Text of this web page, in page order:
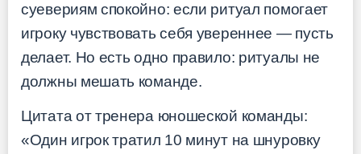
суевериям спокойно: если ритуал помогает
игроку чувствовать себя увереннее — пусть
делает. Но есть одно правило: ритуалы не
должны мешать команде.
Цитата от тренера юношеской команды:
«Один игрок тратил 10 минут на шнуровку